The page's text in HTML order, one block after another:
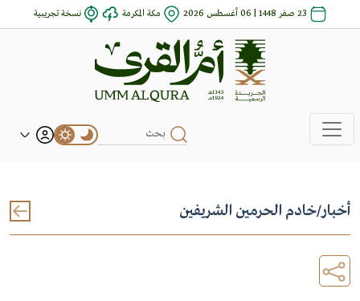
23 صفر 1448 | 06 أغسطس 2026 مكة المكرمة نسخة تجريبية
أخبار/خادم الحرمين الشريفين